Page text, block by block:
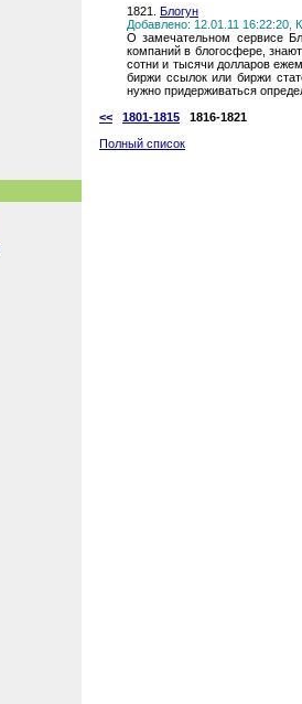
1821. Блогун
Добавлено: 12.01.11 16:22:20,
О замечательном сервисе
компаний в блогосфере,
сотни и тысячи долларов
биржи ссылок или биржи
нужно придерживаться
<<
1801-1815
1816-1821
Полный список